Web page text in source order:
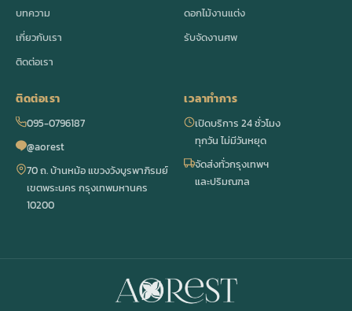
บทความ
เกี่ยวกับเรา
ติดต่อเรา
ดอกไม้งานแต่ง
รับจัดงานศพ
ติดต่อเรา
095-0796187
@aorest
70 ถ. บ้านหม้อ แขวงวังบูรพาภิรมย์
เขตพระนคร กรุงเทพมหานคร
10200
เวลาทำการ
เปิดบริการ 24 ชั่วโมง
ทุกวัน ไม่มีวันหยุด
จัดส่งทั่วกรุงเทพฯ
และปริมณฑล